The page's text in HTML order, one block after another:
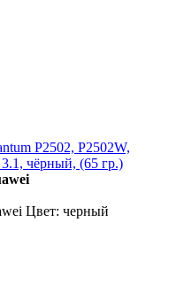
P2502, P2502W,
чёрный, (65 гр.)
Цвет: черный